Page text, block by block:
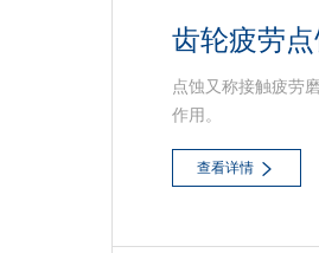
齿轮疲劳
点蚀又称接触疲劳
作用。
查看详情